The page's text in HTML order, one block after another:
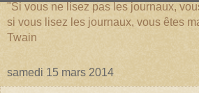
"Si vous ne lisez pas les journaux,
si vous lisez les journaux, vous êtes
Twain
samedi 15 mars 2014